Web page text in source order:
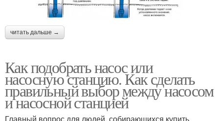
читать дальше →
Как подобрать насос или
насосную станцию. Как сделать
правильный выбор между насосом
и насосной станцией